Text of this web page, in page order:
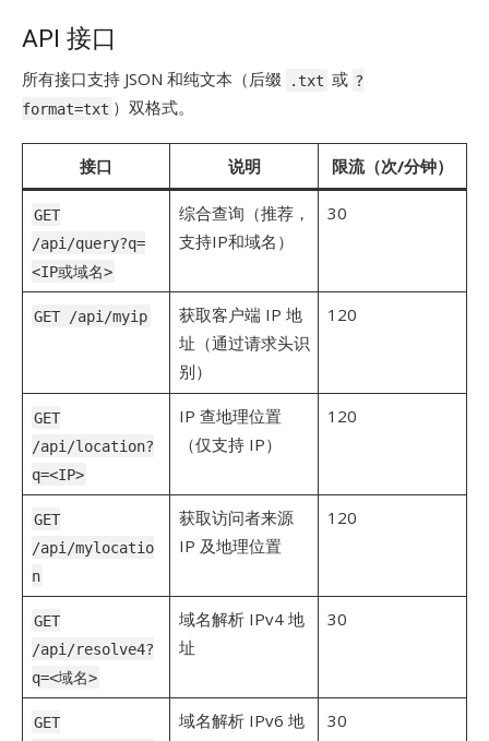
API 接口
所有接口支持 JSON 和纯文本（后缀 .txt 或 ?
format=txt ）双格式。
接口 说明 限流（次/分钟）
GET
/api/query?q=
<IP或域名>
综合查询（推荐，
支持IP和域名）
30
GET /api/myip
获取客户端 IP 地
址（通过请求头识
别）
120
GET
/api/location?
q=<IP>
IP 查地理位置
（仅支持 IP）
120
GET
/api/mylocatio
n
获取访问者来源
IP 及地理位置
120
GET
/api/resolve4?
q=<域名>
域名解析 IPv4 地
址
30
GET
域名解析 IPv6 地
30